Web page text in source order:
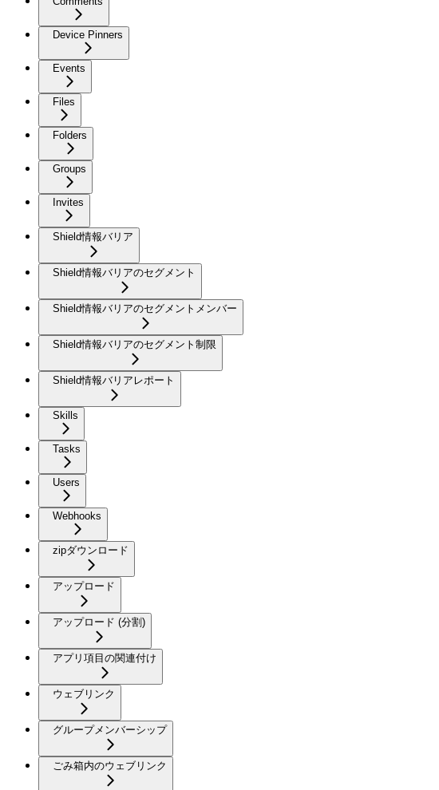
Device Pinners
Events
Files
Folders
Groups
Invites
Shield情報バリア
Shield情報バリアのセグメント
Shield情報バリアのセグメントメンバー
Shield情報バリアのセグメント制限
Shield情報バリアレポート
Skills
Tasks
Users
Webhooks
zipダウンロード
アップロード
アップロード (分割)
アプリ項目の関連付け
ウェブリンク
グループメンバーシップ
ごみ箱内のウェブリンク